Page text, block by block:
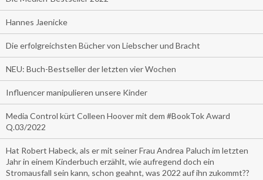
Hannes Jaenicke
Die erfolgreichsten Bücher von Liebscher und Bracht
NEU: Buch-Bestseller der letzten vier Wochen
Influencer manipulieren unsere Kinder
Media Control kürt Colleen Hoover mit dem #BookTok Award
Q.03/2022
Hat Robert Habeck, als er mit seiner Frau Andrea Paluch im letzten
Jahr in einem Kinderbuch erzählt, wie aufregend doch ein
Stromausfall sein kann, schon geahnt, was 2022 auf ihn zukommt??